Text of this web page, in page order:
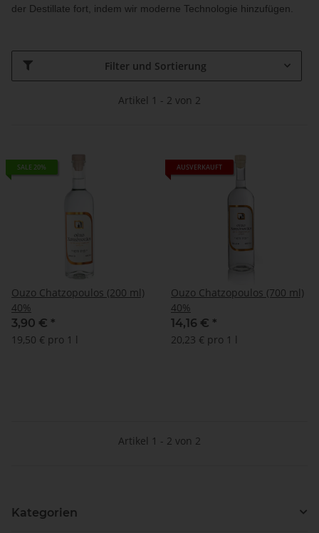
der Destillate fort, indem wir moderne Technologie hinzufügen.
Filter und Sortierung
Artikel 1 - 2 von 2
SALE 20%
Ouzo Chatzopoulos (200 ml)
40%
3,90 € *
19,50 € pro 1 l
AUSVERKAUFT
Ouzo Chatzopoulos (700 ml)
40%
14,16 € *
20,23 € pro 1 l
Artikel 1 - 2 von 2
Kategorien